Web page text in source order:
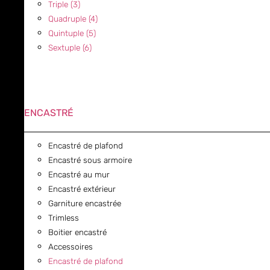
Triple (3)
Quadruple (4)
Quintuple (5)
Sextuple (6)
ENCASTRÉ
Encastré de plafond
Encastré sous armoire
Encastré au mur
Encastré extérieur
Garniture encastrée
Trimless
Boitier encastré
Accessoires
Encastré de plafond